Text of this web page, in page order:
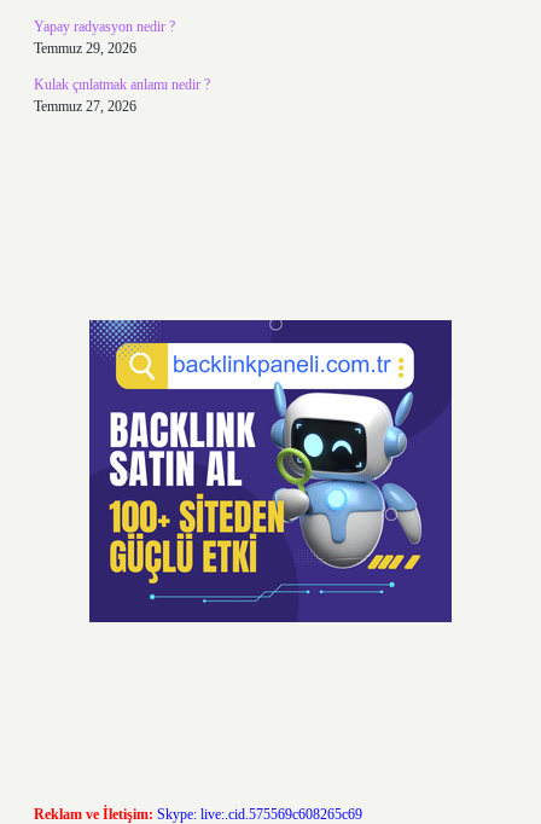
Yapay radyasyon nedir ?
Temmuz 29, 2026
Kulak çınlatmak anlamı nedir ?
Temmuz 27, 2026
Reklam ve İletişim: Skype: live:.cid.575569c608265c69